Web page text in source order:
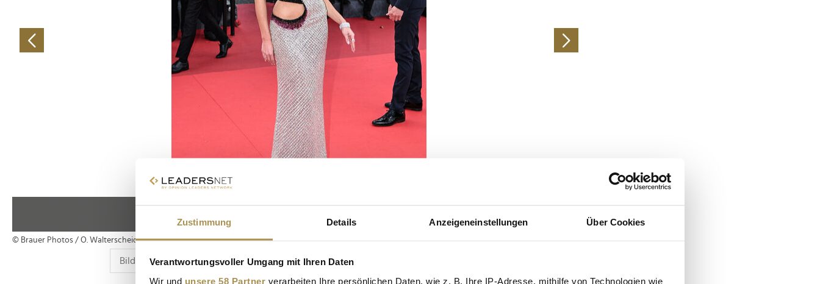
Zustimmung Details Anzeigeneinstellungen Über Cookies
Verantwortungsvoller Umgang mit Ihren Daten
Wir und unsere 58 Partner verarbeiten Ihre persönlichen Daten, wie z. B. Ihre IP-Adresse, mithilfe von Technologien wie
© Brauer Photos / O. Walterscheid